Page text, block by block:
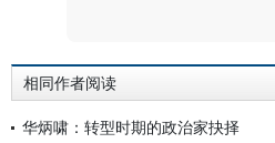
相同作者阅读
华炳啸：转型时期的政治家抉择